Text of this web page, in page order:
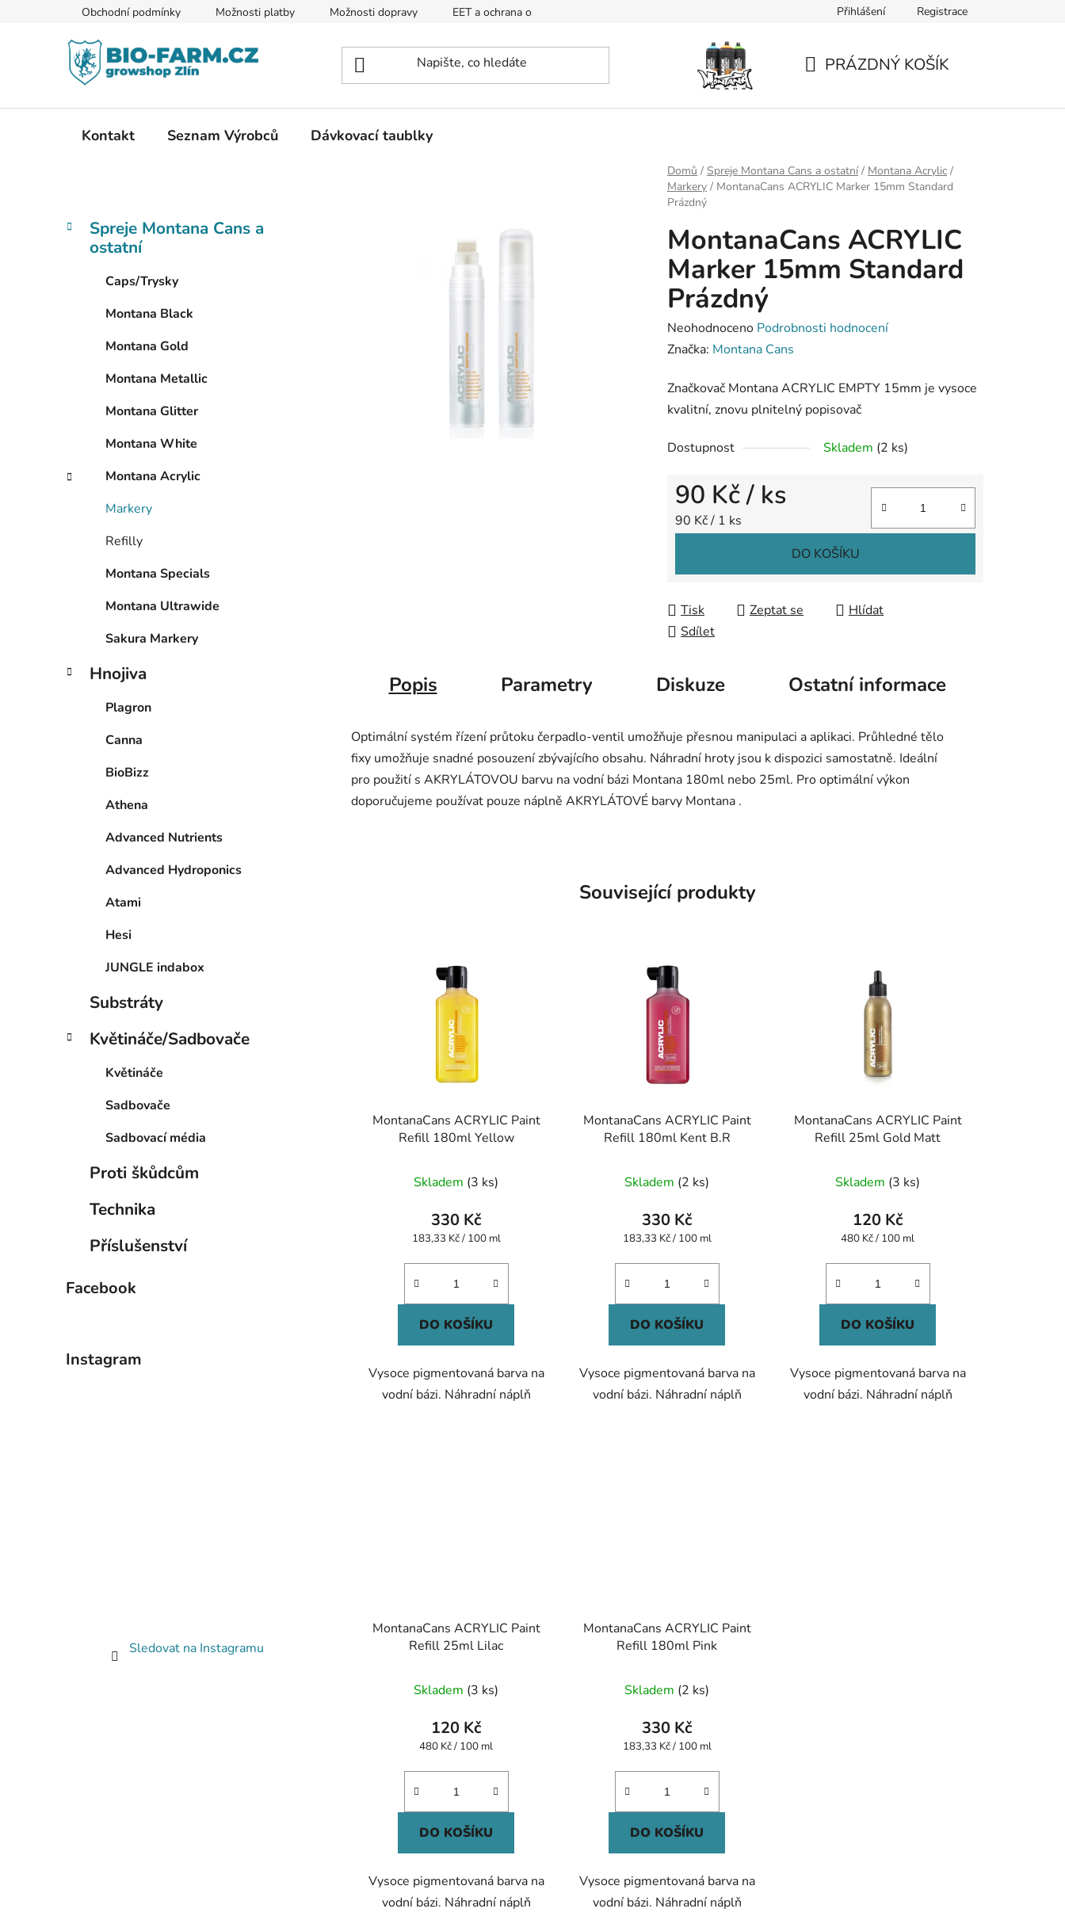
Obchodní podmínky Možnosti platby Možnosti dopravy EET a ochrana osobních údajů Přihlášení Registrace
PRÁZDNÝ KOŠÍK
Kontakt Seznam Výrobců Dávkovací taublky
Domů / Spreje Montana Cans a ostatní / Montana Acrylic /
Markery / MontanaCans ACRYLIC Marker 15mm Standard
Prázdný
P
e
l
Přeskočit
kategorie
K
a
Spreje Montana Cans a
ostatní
Caps/Trysky
Montana Black
Montana Gold
Montana Metallic
Montana Glitter
Montana White
Montana Acrylic
Markery
Refilly
Montana Specials
Montana Ultrawide
Sakura Markery
Hnojiva
Plagron
Canna
BioBizz
Athena
Advanced Nutrients
Advanced Hydroponics
Atami
Hesi
JUNGLE indabox
Substráty
Květináče/Sadbovače
Květináče
Sadbovače
Sadbovací média
Proti škůdcům
Technika
Příslušenství
Facebook
Instagram
Sledovat na Instagramu
MontanaCans ACRYLIC
Marker 15mm Standard
Prázdný
Průměrné
hodnocení
je
0,0
5
Neohodnoceno Podrobnosti hodnocení
Značka: Montana Cans
Značkovač Montana ACRYLIC EMPTY 15mm je vysoce
kvalitní, znovu plnitelný popisovač
Dostupnost Skladem (2 ks)
90 Kč/ ks
Měrná cena:
90 Kč / 1 ks
DO KOŠÍKU
Tisk Zeptat se
Hlídat
Sdílet
Popis Parametry Diskuze Ostatní informace
Optimální systém řízení průtoku čerpadlo-ventil umožňuje přesnou manipulaci a aplikaci. Průhledné tělo
fixy umožňuje snadné posouzení zbývajícího obsahu. Náhradní hroty jsou k dispozici samostatně. Ideální
pro použití s AKRYLÁTOVOU barvu na vodní bázi Montana 180ml nebo 25ml. Pro optimální výkon
doporučujeme používat pouze náplně AKRYLÁTOVÉ barvy Montana .
Související produkty
MontanaCans ACRYLIC Paint
Refill 180ml Yellow
Skladem (3 ks)
330 Kč
Měrná
183,33 Kč / 100 ml
DO KOŠÍKU
Vysoce pigmentovaná barva na
vodní bázi. Náhradní náplň
MontanaCans ACRYLIC Paint
Refill 180ml Kent B.R
Skladem (2 ks)
330 Kč
Měrná
183,33 Kč / 100 ml
DO KOŠÍKU
Vysoce pigmentovaná barva na
vodní bázi. Náhradní náplň
MontanaCans ACRYLIC Paint
Refill 25ml Gold Matt
Skladem (3 ks)
120 Kč
Měrná
480 Kč / 100 ml
DO KOŠÍKU
Vysoce pigmentovaná barva na
vodní bázi. Náhradní náplň
MontanaCans ACRYLIC Paint
Refill 25ml Lilac
Skladem (3 ks)
120 Kč
Měrná
480 Kč / 100 ml
DO KOŠÍKU
Vysoce pigmentovaná barva na
vodní bázi. Náhradní náplň
MontanaCans ACRYLIC Paint
Refill 180ml Pink
Skladem (2 ks)
330 Kč
Měrná
183,33 Kč / 100 ml
DO KOŠÍKU
Vysoce pigmentovaná barva na
vodní bázi. Náhradní náplň